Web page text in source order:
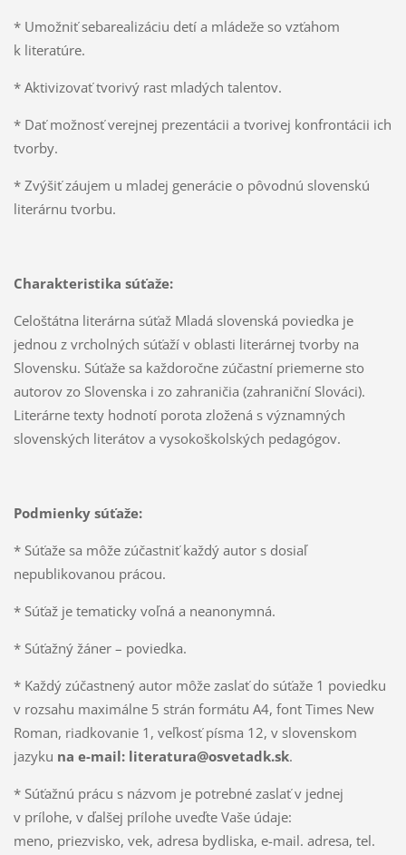
* Umožniť sebarealizáciu detí a mládeže so vzťahom
k literatúre.
* Aktivizovať tvorivý rast mladých talentov.
* Dať možnosť verejnej prezentácii a tvorivej konfrontácii ich
tvorby.
* Zvýšiť záujem u mladej generácie o pôvodnú slovenskú
literárnu tvorbu.
Charakteristika súťaže:
Celoštátna literárna súťaž Mladá slovenská poviedka je
jednou z vrcholných súťaží v oblasti literárnej tvorby na
Slovensku. Súťaže sa každoročne zúčastní priemerne sto
autorov zo Slovenska i zo zahraničia (zahraniční Slováci).
Literárne texty hodnotí porota zložená s významných
slovenských literátov a vysokoškolských pedagógov.
Podmienky súťaže:
* Súťaže sa môže zúčastniť každý autor s dosiaľ
nepublikovanou prácou.
* Súťaž je tematicky voľná a neanonymná.
* Súťažný žáner – poviedka.
* Každý zúčastnený autor môže zaslať do súťaže 1 poviedku
v rozsahu maximálne 5 strán formátu A4, font Times New
Roman, riadkovanie 1, veľkosť písma 12, v slovenskom
jazyku na e-mail: literatura@osvetadk.sk.
* Súťažnú prácu s názvom je potrebné zaslať v jednej
v prílohe, v ďalšej prílohe uveďte Vaše údaje:
meno, priezvisko, vek, adresa bydliska, e-mail. adresa, tel.